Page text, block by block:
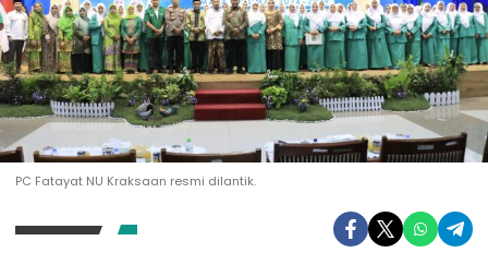
PC Fatayat NU Kraksaan resmi dilantik.